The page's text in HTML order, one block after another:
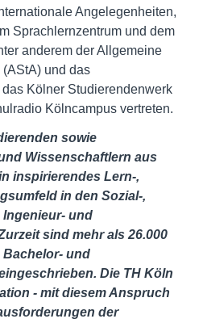
Angelegenheiten,
Sprachlernzentrum und dem
anderem der Allgemeine
und das
Kölner Studierendenwerk
Kölncampus vertreten.
sowie
Wissenschaftlern aus
inspirierendes Lern-,
in den Sozial-,
und
sind mehr als 26.000
Bachelor- und
Die TH Köln
- mit diesem Anspruch
der